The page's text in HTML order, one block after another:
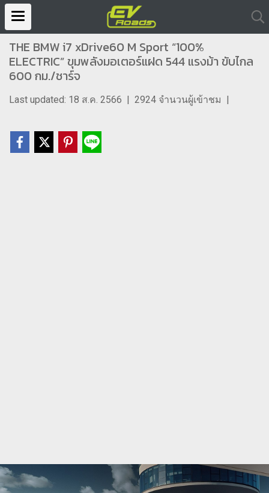
THE BMW i7 xDrive60 M Sport “100%
ELECTRIC” ขุมพลังมอเตอร์แฝด 544 แรงม้า ขับไกล
600 กม./ชาร์จ
Last updated: 18 ส.ค. 2566 | 2924 จำนวนผู้เข้าชม |